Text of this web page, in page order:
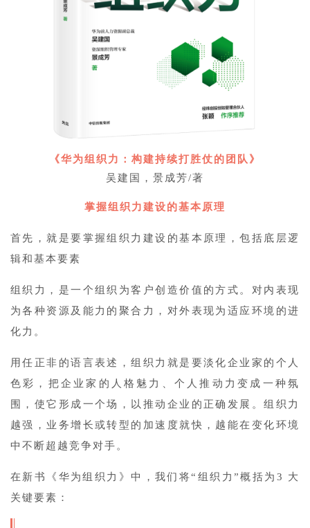
《华为组织力：构建持续打胜仗的团队》
吴建国，景成芳/著
掌握组织力建设的基本原理
首先，就是要掌握组织力建设的基本原理，包括底层逻
辑和基本要素
组织力，是一个组织为客户创造价值的方式。对内表现
为各种资源及能力的聚合力，对外表现为适应环境的进
化力。
用任正非的语言表述，组织力就是要淡化企业家的个人
色彩，把企业家的人格魅力、个人推动力变成一种氛
围，使它形成一个场，以推动企业的正确发展。组织力
越强，业务增长或转型的加速度就快，越能在变化环境
中不断超越竞争对手。
在新书《华为组织力》中，我们将“组织力”概括为3 大
关键要素：